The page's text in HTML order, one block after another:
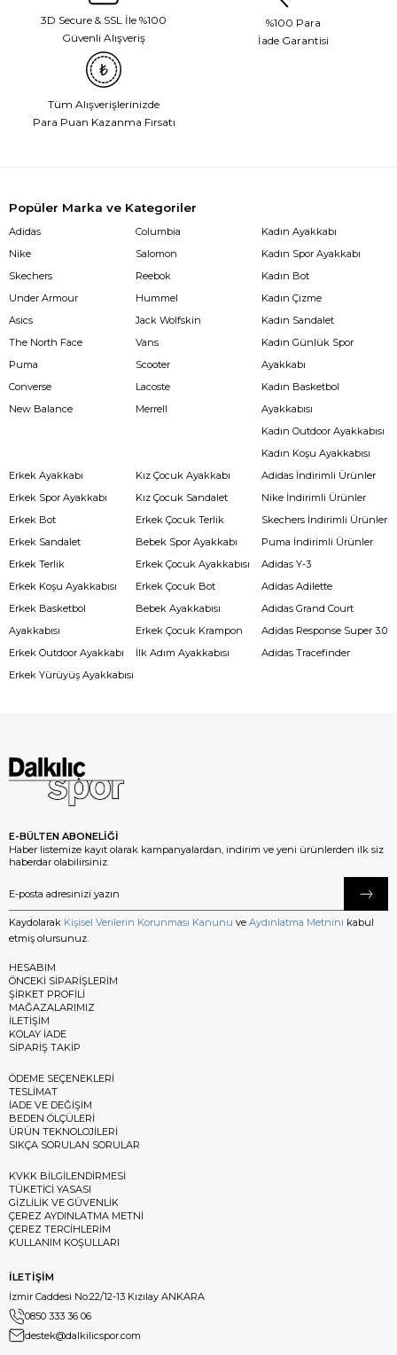
3D Secure & SSL İle %100
Güvenli Alışveriş
%100 Para
İade Garantisi
Tüm Alışverişlerinizde
Para Puan Kazanma Fırsatı
Popüler Marka ve Kategoriler
Adidas
Nike
Skechers
Under Armour
Asics
The North Face
Puma
Converse
New Balance
Columbia
Salomon
Reebok
Hummel
Jack Wolfskin
Vans
Scooter
Lacoste
Merrell
Kadın Ayakkabı
Kadın Spor Ayakkabı
Kadın Bot
Kadın Çizme
Kadın Sandalet
Kadın Günlük Spor
Ayakkabı
Kadın Basketbol
Ayakkabısı
Kadın Outdoor Ayakkabısı
Kadın Koşu Ayakkabısı
Erkek Ayakkabı
Erkek Spor Ayakkabı
Erkek Bot
Erkek Sandalet
Erkek Terlik
Erkek Koşu Ayakkabısı
Erkek Basketbol
Ayakkabısı
Erkek Outdoor Ayakkabı
Erkek Yürüyüş Ayakkabısı
Kız Çocuk Ayakkabı
Kız Çocuk Sandalet
Erkek Çocuk Terlik
Bebek Spor Ayakkabı
Erkek Çocuk Ayakkabısı
Erkek Çocuk Bot
Bebek Ayakkabısı
Erkek Çocuk Krampon
İlk Adım Ayakkabısı
Adidas İndirimli Ürünler
Nike İndirimli Ürünler
Skechers İndirimli Ürünler
Puma İndirimli Ürünler
Adidas Y-3
Adidas Adilette
Adidas Grand Court
Adidas Response Super 3.0
Adidas Tracefinder
E-BÜLTEN ABONELİĞİ
Haber listemize kayıt olarak kampanyalardan, indirim ve yeni ürünlerden ilk siz
haberdar olabilirsiniz.
Kaydolarak Kişisel Verilerin Korunması Kanunu ve Aydınlatma Metnini kabul
etmiş olursunuz.
HESABIM
ÖNCEKİ SİPARİŞLERİM
ŞİRKET PROFİLİ
MAĞAZALARIMIZ
İLETİŞİM
KOLAY İADE
SİPARİŞ TAKİP
ÖDEME SEÇENEKLERİ
TESLİMAT
İADE VE DEĞİŞİM
BEDEN ÖLÇÜLERİ
ÜRÜN TEKNOLOJİLERİ
SIKÇA SORULAN SORULAR
KVKK BİLGİLENDİRMESİ
TÜKETİCİ YASASI
GİZLİLİK VE GÜVENLİK
ÇEREZ AYDINLATMA METNİ
ÇEREZ TERCİHLERİM
KULLANIM KOŞULLARI
İLETİŞİM
İzmir Caddesi No:22/12-13 Kızılay ANKARA
0850 333 36 06
destek@dalkilicspor.com